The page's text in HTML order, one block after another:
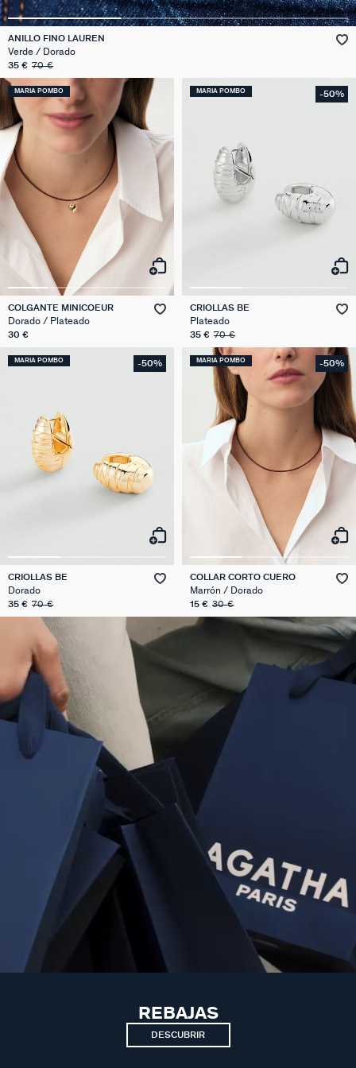
ANILLO FINO LAUREN
Verde / Dorado
35 € 70 €
MARIA POMBO
COLGANTE MINICOEUR
Dorado / Plateado
30 €
MARIA POMBO -50%
CRIOLLAS BE
Plateado
35 € 70 €
MARIA POMBO -50%
CRIOLLAS BE
Dorado
35 € 70 €
MARIA POMBO -50%
COLLAR CORTO CUERO
Marrón / Dorado
15 € 30 €
REBAJAS
DESCUBRIR